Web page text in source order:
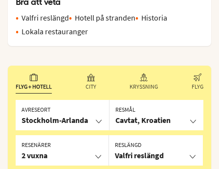
Valfri reslängd Hotell på stranden
Historia
Lokala restauranger
FLYG + HOTELL CITY KRYSSNING FLYG
AVRESEORT
Stockholm-Arlanda
RESMÅL
Cavtat, Kroatien
RESLÄNGD
Valfri reslängd
RESENÄRER
2 vuxna